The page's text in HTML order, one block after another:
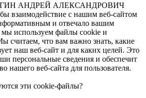
АНДРЕЙ АЛЕКСАНДРОВИЧ
взаимодействие с нашим веб-сайтом
и отвечало вашим
мы используем файлы cookie и
считаем, что вам важно знать, какие
наш веб-сайт и для каких целей. Это
персональные сведения и обеспечит
нашего веб-сайта для пользователя.
эти cookie-файлы?